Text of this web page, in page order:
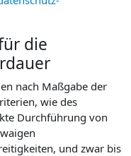
die
nach Maßgabe der
wie des
Durchführung von
und zwar bis